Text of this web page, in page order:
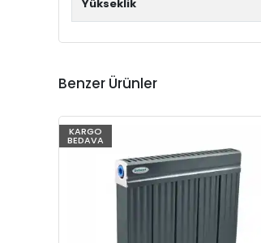
Yükseklik
Benzer Ürünler
KARGO
BEDAVA